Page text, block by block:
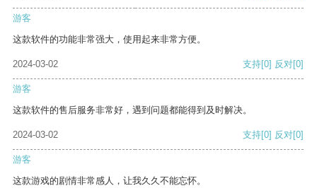
游客
这款软件的功能非常强大，使用起来非常方便。
2024-03-02 支持[0] 反对[0]
游客
这款软件的售后服务非常好，遇到问题都能得到及时解决。
2024-03-02 支持[0] 反对[0]
游客
这款游戏的剧情非常感人，让我久久不能忘怀。